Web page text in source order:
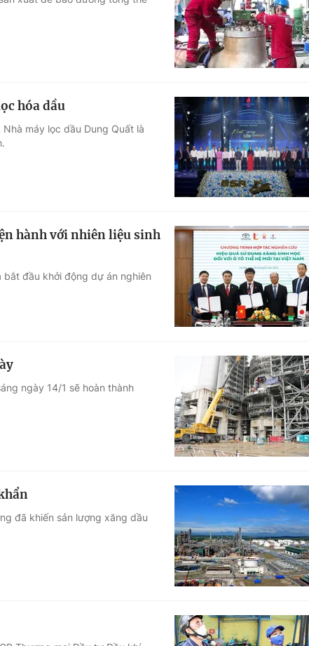
hóa dầu
máy lọc dầu Dung Quất là
hành với nhiên liệu sinh
đầu khởi động dự án nghiên
ngày 14/1 sẽ hoàn thành
đã khiến sản lượng xăng dầu